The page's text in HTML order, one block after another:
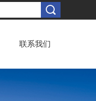
联系我们